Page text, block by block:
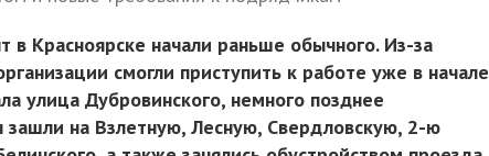
Красноярске начали раньше обычного. Из-за
смогли приступить к работе уже в начале
улица Дубровинского, немного позднее
зашли на Взлетную, Лесную, Свердловскую, 2-ю